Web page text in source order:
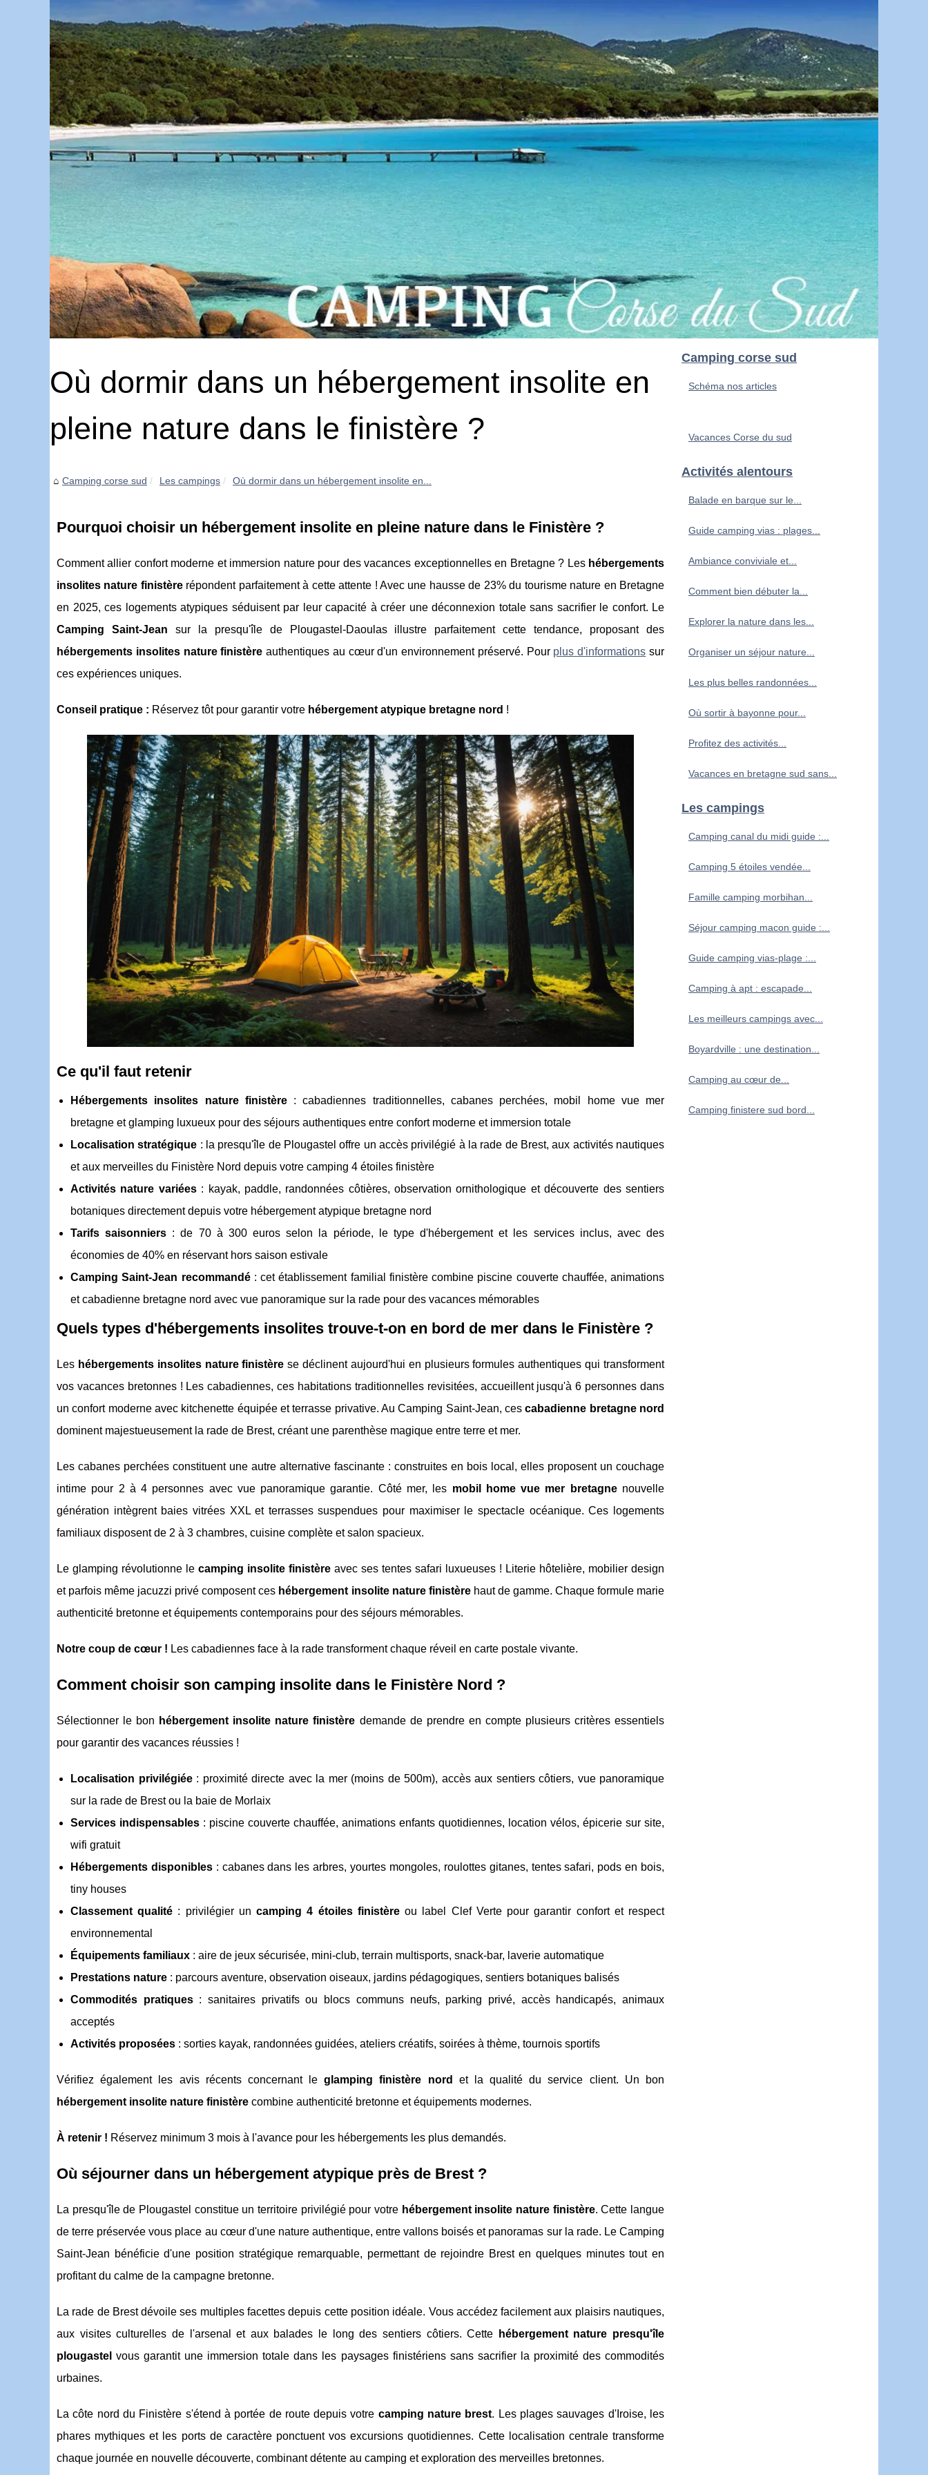
Où dormir dans un hébergement insolite en
pleine nature dans le finistère ?
Camping corse sud Les campings Où dormir dans un hébergement insolite en...
Pourquoi choisir un hébergement insolite en pleine nature dans le Finistère ?
Comment allier confort moderne et immersion nature pour des vacances exceptionnelles en Bretagne ? Les hébergements
insolites nature finistèrerépondent parfaitement à cette attente ! Avec une hausse de 23% du tourisme nature en Bretagne
en 2025, ces logements atypiques séduisent par leur capacité à créer une déconnexion totale sans sacrifier le confort. Le
Camping Saint-Jean sur la presqu'île de Plougastel-Daoulas illustre parfaitement cette tendance, proposant des
hébergements insolites nature finistère authentiques au cœur d'un environnement préservé. Pour plus d'informations sur
ces expériences uniques.
Conseil pratique : Réservez tôt pour garantir votre hébergement atypique bretagne nord !
Ce qu'il faut retenir
Hébergements insolites nature finistère: cabadiennes traditionnelles, cabanes perchées, mobil home vue mer
bretagne et glamping luxueux pour des séjours authentiques entre confort moderne et immersion totale
Localisation stratégique : la presqu'île de Plougastel offre un accès privilégié à la rade de Brest, aux activités nautiques
et aux merveilles du Finistère Nord depuis votre camping 4 étoiles finistère
Activités nature variées: kayak, paddle, randonnées côtières, observation ornithologique et découverte des sentiers
botaniques directement depuis votre hébergement atypique bretagne nord
Tarifs saisonniers : de 70 à 300 euros selon la période, le type d'hébergement et les services inclus, avec des
économies de 40% en réservant hors saison estivale
Camping Saint-Jean recommandé: cet établissement familial finistère combine piscine couverte chauffée, animations
et cabadienne bretagne nord avec vue panoramique sur la rade pour des vacances mémorables
Quels types d'hébergements insolites trouve-t-on en bord de mer dans le Finistère ?
Les hébergements insolites nature finistère se déclinent aujourd'hui en plusieurs formules authentiques qui transforment
vos vacances bretonnes ! Les cabadiennes, ces habitations traditionnelles revisitées, accueillent jusqu'à 6 personnes dans
un confort moderne avec kitchenette équipée et terrasse privative. Au Camping Saint-Jean, cescabadienne bretagne nord
dominent majestueusement la rade de Brest, créant une parenthèse magique entre terre et mer.
Les cabanes perchées constituent une autre alternative fascinante : construites en bois local, elles proposent un couchage
intime pour 2 à 4 personnes avec vue panoramique garantie. Côté mer, les mobil home vue mer bretagnenouvelle
génération intègrent baies vitrées XXL et terrasses suspendues pour maximiser le spectacle océanique. Ces logements
familiaux disposent de 2 à 3 chambres, cuisine complète et salon spacieux.
Le glamping révolutionne le camping insolite finistère avec ses tentes safari luxueuses ! Literie hôtelière, mobilier design
et parfois même jacuzzi privé composent ces hébergement insolite nature finistèrehaut de gamme. Chaque formule marie
authenticité bretonne et équipements contemporains pour des séjours mémorables.
Notre coup de cœur ! Les cabadiennes face à la rade transforment chaque réveil en carte postale vivante.
Comment choisir son camping insolite dans le Finistère Nord ?
Sélectionner le bon hébergement insolite nature finistère demande de prendre en compte plusieurs critères essentiels
pour garantir des vacances réussies !
Localisation privilégiée: proximité directe avec la mer (moins de 500m), accès aux sentiers côtiers, vue panoramique
sur la rade de Brest ou la baie de Morlaix
Services indispensables : piscine couverte chauffée, animations enfants quotidiennes, location vélos, épicerie sur site,
wifi gratuit
Hébergements disponibles: cabanes dans les arbres, yourtes mongoles, roulottes gitanes, tentes safari, pods en bois,
tiny houses
Classement qualité : privilégier uncamping 4 étoiles finistèreou label Clef Verte pour garantir confort et respect
environnemental
Équipements familiaux : aire de jeux sécurisée, mini-club, terrain multisports, snack-bar, laverie automatique
Prestations nature : parcours aventure, observation oiseaux, jardins pédagogiques, sentiers botaniques balisés
Commodités pratiques: sanitaires privatifs ou blocs communs neufs, parking privé, accès handicapés, animaux
acceptés
Activités proposées : sorties kayak, randonnées guidées, ateliers créatifs, soirées à thème, tournois sportifs
Vérifiez également les avis récents concernant leglamping finistère nord
et la qualité du service client. Un bon
hébergement insolite nature finistère combine authenticité bretonne et équipements modernes.
À retenir ! Réservez minimum 3 mois à l'avance pour les hébergements les plus demandés.
Où séjourner dans un hébergement atypique près de Brest ?
La presqu'île de Plougastel constitue un territoire privilégié pour votre hébergement insolite nature finistère. Cette langue
de terre préservée vous place au cœur d'une nature authentique, entre vallons boisés et panoramas sur la rade. Le Camping
Saint-Jean bénéficie d'une position stratégique remarquable, permettant de rejoindre Brest en quelques minutes tout en
profitant du calme de la campagne bretonne.
La rade de Brest dévoile ses multiples facettes depuis cette position idéale. Vous accédez facilement aux plaisirs nautiques,
aux visites culturelles de l'arsenal et aux balades le long des sentiers côtiers. Cette
hébergement nature presqu'île
plougastel vous garantit une immersion totale dans les paysages finistériens sans sacrifier la proximité des commodités
urbaines.
La côte nord du Finistère s'étend à portée de route depuis votre camping nature brest. Les plages sauvages d'Iroise, les
phares mythiques et les ports de caractère ponctuent vos excursions quotidiennes. Cette localisation centrale transforme
chaque journée en nouvelle découverte, combinant détente au camping et exploration des merveilles bretonnes.
Camping corse sud
Schéma nos articles
Vacances Corse du sud
Activités alentours
Balade en barque sur le...
Guide camping vias : plages...
Ambiance conviviale et...
Comment bien débuter la...
Explorer la nature dans les...
Organiser un séjour nature...
Les plus belles randonnées...
Où sortir à bayonne pour...
Profitez des activités...
Vacances en bretagne sud sans...
Les campings
Camping canal du midi guide :...
Camping 5 étoiles vendée...
Famille camping morbihan...
Séjour camping macon guide :...
Guide camping vias-plage :...
Camping à apt : escapade...
Les meilleurs campings avec...
Boyardville : une destination...
Camping au cœur de...
Camping finistere sud bord...